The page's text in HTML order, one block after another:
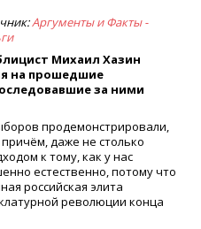
Аргументы и Факты -
Михаил Хазин
на прошедшие
за ними
продемонстрировали,
даже не столько
к тому, как у нас
естественно, потому что
российская элита
революции конца